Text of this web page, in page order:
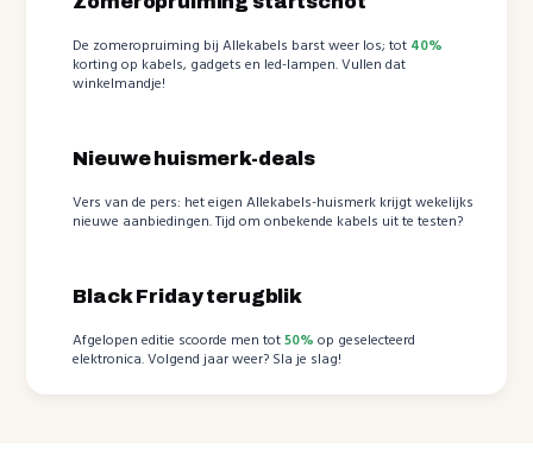
De zomeropruiming bij Allekabels barst weer los; tot 40%
korting op kabels, gadgets en led-lampen. Vullen dat
winkelmandje!
Nieuwe huismerk-deals
Vers van de pers: het eigen Allekabels-huismerk krijgt wekelijks
nieuwe aanbiedingen. Tijd om onbekende kabels uit te testen?
Black Friday terugblik
Afgelopen editie scoorde men tot50% op geselecteerd
elektronica. Volgend jaar weer? Sla je slag!